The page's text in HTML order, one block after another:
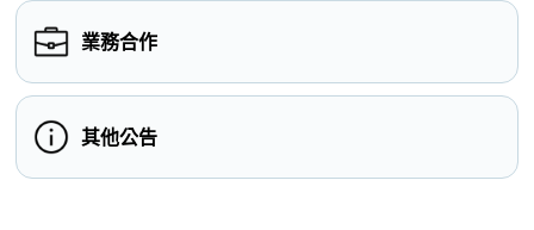
業務合作
其他公告